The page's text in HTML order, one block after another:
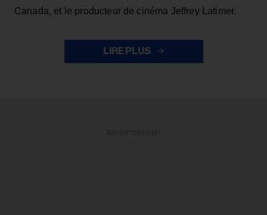
Canada, et le producteur de cinéma Jeffrey Latimer.
LIRE PLUS